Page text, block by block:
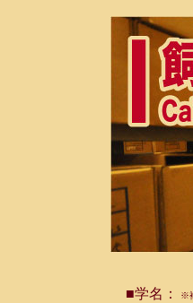
■学名： ※